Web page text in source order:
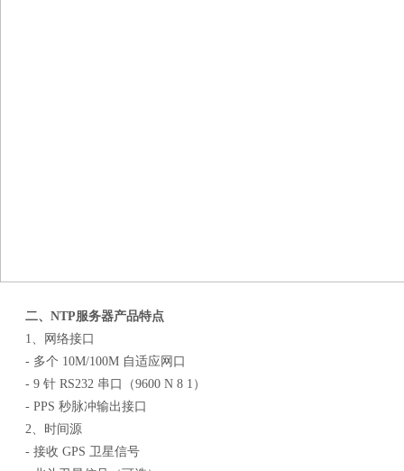
二、 NTP服务器产品特点
1、网络接口
- 多个 10M/100M 自适应网口
- 9 针 RS232 串口（9600 N 8 1）
- PPS 秒脉冲输出接口
2、时间源
- 接收 GPS 卫星信号